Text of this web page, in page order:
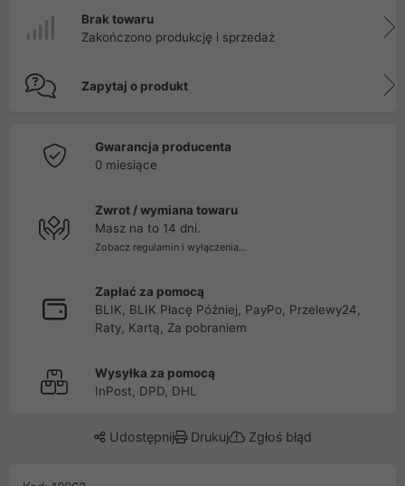
Brak towaru
Zakończono produkcję i sprzedaż
Zapytaj o produkt
Gwarancja producenta
0 miesiące
Zwrot / wymiana towaru
Masz na to 14 dni.
Zobacz regulamin i wyłączenia...
Zapłać za pomocą
BLIK, BLIK Płacę Później, PayPo, Przelewy24,
Raty, Kartą, Za pobraniem
Wysyłka za pomocą
InPost, DPD, DHL
Udostępnij Drukuj Zgłoś błąd